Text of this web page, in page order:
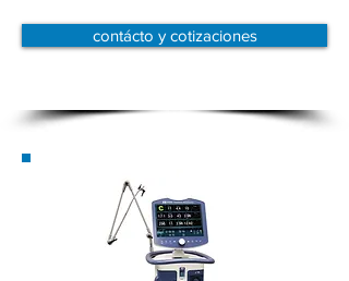
contácto y cotizaciones